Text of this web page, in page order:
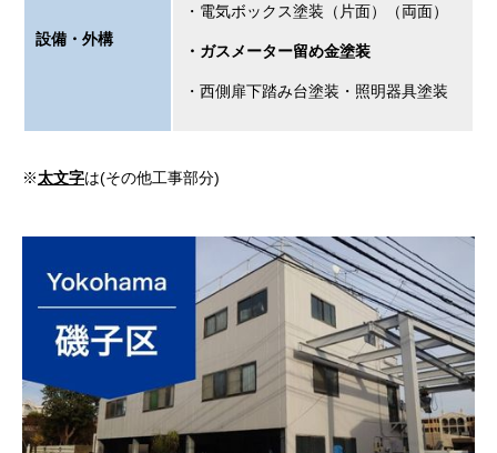
設備・外構
・電気ボックス塗装（片面）（両面）
・ガスメーター留め金塗装
・西側扉下踏み台塗装・照明器具塗装
※太文字は(その他工事部分)